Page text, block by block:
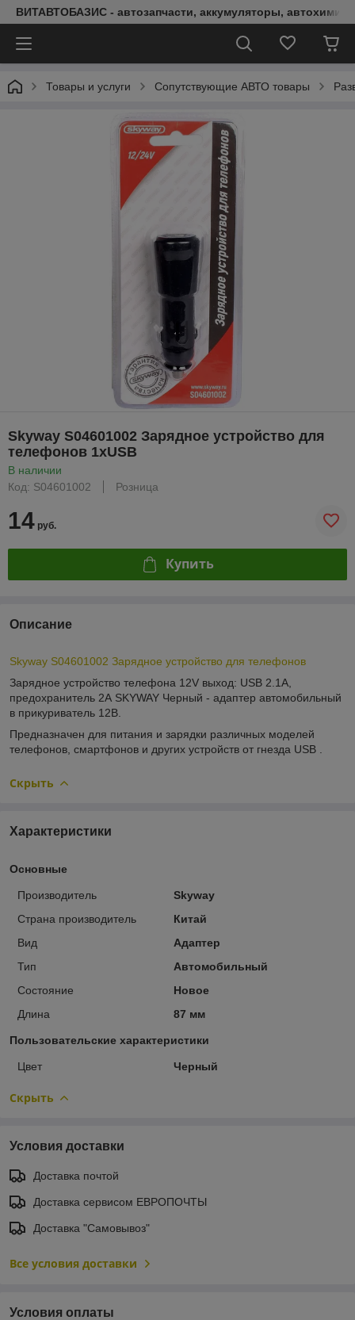
ВИТАВТОБАЗИС - автозапчасти, аккумуляторы, автохимия,
Товары и услуги Сопутствующие АВТО товары
Skyway S04601002 Зарядное устройство для
телефонов 1хUSB
В наличии
Код: S04601002
Розница
14 руб.
Купить
Описание
Skyway S04601002 Зарядное устройство для телефонов
Зарядное устройство телефона 12V выход: USB 2.1А,
предохранитель 2А SKYWAY Черный - адаптер автомобильный
в прикуриватель 12В.
Предназначен для питания и зарядки различных моделей
телефонов, смартфонов и других устройств от гнезда USB .
Скрыть
Характеристики
Основные
Производитель
Skyway
Страна производитель
Китай
Вид
Адаптер
Тип
Автомобильный
Состояние
Новое
Длина
87 мм
Пользовательские характеристики
Цвет Черный
Скрыть
Условия доставки
Доставка почтой
Доставка сервисом ЕВРОПОЧТЫ
Доставка "Самовывоз"
Все условия доставки
Условия оплаты